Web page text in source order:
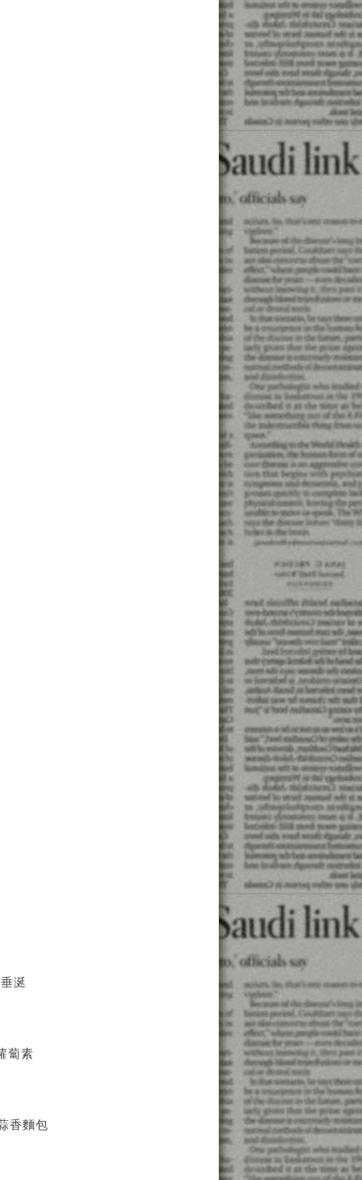
涎
蔔素
香麵包